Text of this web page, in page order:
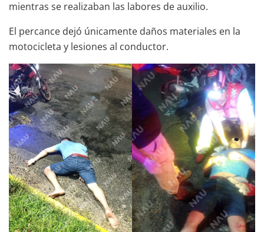
mientras se realizaban las labores de auxilio.
El percance dejó únicamente daños materiales en la
motocicleta y lesiones al conductor.